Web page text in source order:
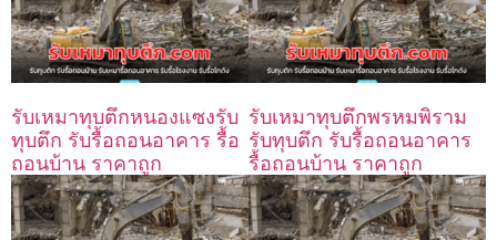
รับเหมาทุบตึกหนองแซงรับ
ทุบตึก รับรื้อถอนอาคาร รื้อ
ถอนบ้าน ราคาถูก
รับเหมาทุบตึกพรหมพิราม
รับทุบตึก รับรื้อถอนอาคาร
รื้อถอนบ้าน ราคาถูก